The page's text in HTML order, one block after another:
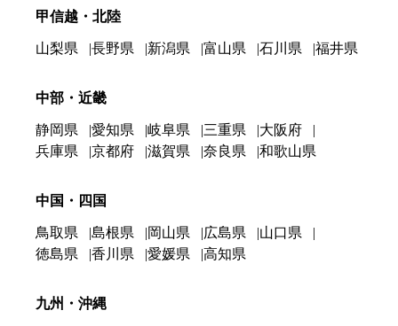
甲信越・北陸
山梨県 長野県 新潟県 富山県 石川県 福井県
中部・近畿
静岡県 愛知県 岐阜県 三重県
大阪府
兵庫県
京都府 滋賀県 奈良県 和歌山県
中国・四国
鳥取県 島根県 岡山県 広島県
山口県
徳島県
香川県 愛媛県 高知県
九州・沖縄